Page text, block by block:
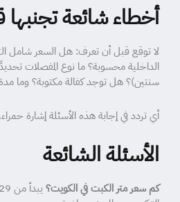
أخطاء شائعة تجنبها
لا توقع قبل أن تعرف: هل السعر شامل
الداخلية محسوبة؟ ما نوع المفصلات
سنتين)؟ هل توجد كفالة مكتوبة؟ وما مدة
أي تردد في إجابة هذه الأسئلة إشارة حمراء.
الأسئلة الشائعة
كم سعر متر الكبت في الكويت؟